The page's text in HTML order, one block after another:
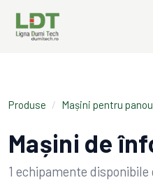
Produse / Mașini pentru
Mașini de
1 echipamente disponibile